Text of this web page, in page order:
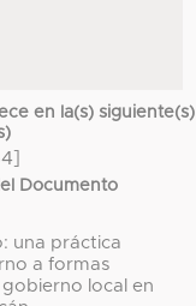
en la(s) siguiente(s)
Documento
una práctica
a formas
local en